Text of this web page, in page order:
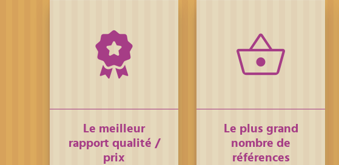
Le meilleur
rapport qualité /
prix
Le plus grand
nombre de
références